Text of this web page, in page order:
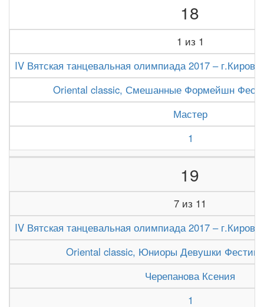
18
1 из 1
IV Вятская танцевальная олимпиада 2017 – г.Киров
Oriental classic, Смешанные Формейшн
Мастер
1
19
7 из 11
IV Вятская танцевальная олимпиада 2017 – г.Киров
Oriental classic, Юниоры Девушки
Черепанова Ксения
1